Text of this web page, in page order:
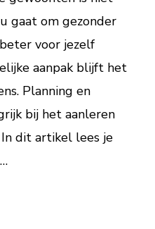
gaat om gezonder
voor jezelf
aanpak blijft het
Planning en
bij het aanleren
dit artikel lees je